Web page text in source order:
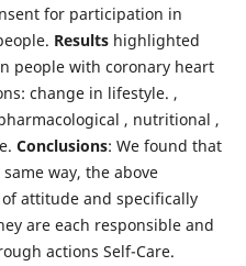
for participation in
Resultshighlighted
people with coronary heart
change in lifestyle. ,
, nutritional ,
Conclusions: We found that
way, the above
attitude and specifically
are each responsible and
actions Self-Care.